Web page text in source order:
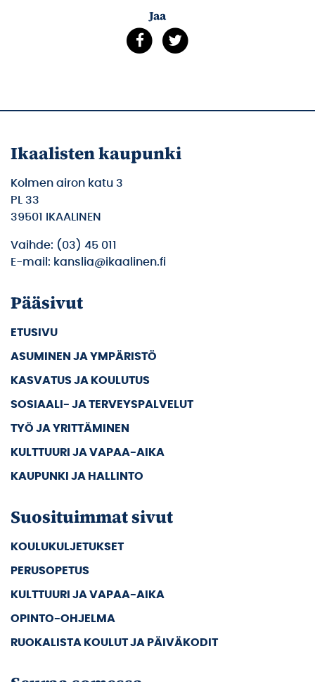
Jaa
Ikaalisten kaupunki
Kolmen airon katu 3
PL 33
39501 IKAALINEN
Vaihde: (03) 45 011
E-mail: kanslia@ikaalinen.fi
Pääsivut
ETUSIVU
ASUMINEN JA YMPÄRISTÖ
KASVATUS JA KOULUTUS
SOSIAALI- JA TERVEYSPALVELUT
TYÖ JA YRITTÄMINEN
KULTTUURI JA VAPAA-AIKA
KAUPUNKI JA HALLINTO
Suosituimmat sivut
KOULUKULJETUKSET
PERUSOPETUS
KULTTUURI JA VAPAA-AIKA
OPINTO-OHJELMA
RUOKALISTA KOULUT JA PÄIVÄKODIT